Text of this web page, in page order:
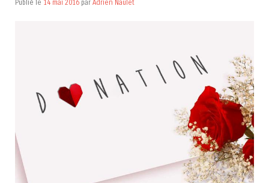
Publié le 14 mai 2016 par Adrien Naulet